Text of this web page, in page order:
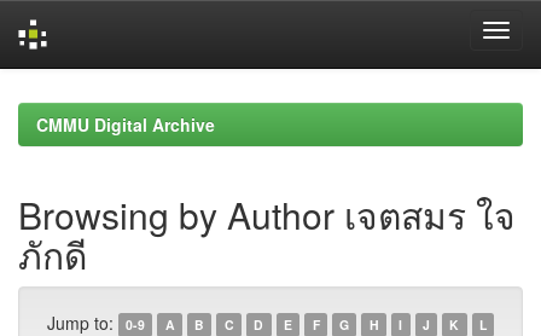
navigationCMMU Digital Archive
Browsing by Author เจตสมร ใจ
ภักดี
Jump to: 0-9 A B C D E F G H I J K
L